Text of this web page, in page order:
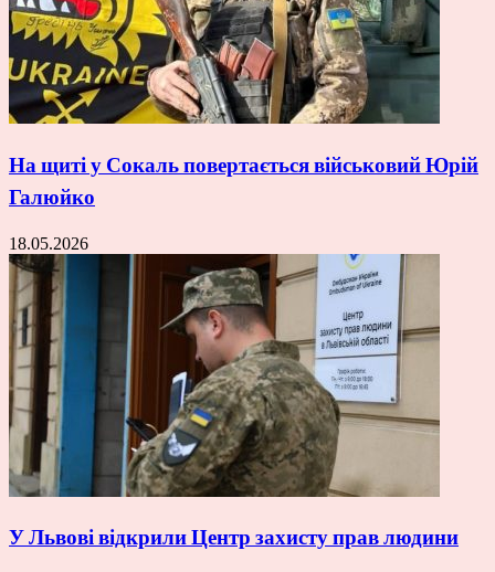
На щиті у Сокаль повертається військовий Юрій
Галюйко
18.05.2026
У Львові відкрили Центр захисту прав людини